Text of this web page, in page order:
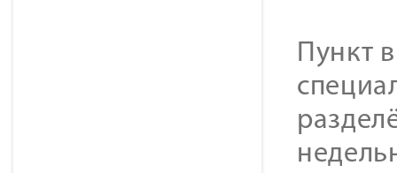
Пункт